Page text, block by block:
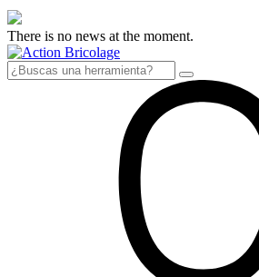
There is no news at the moment.